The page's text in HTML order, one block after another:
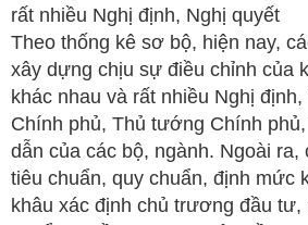
rất nhiều Nghị định, Nghị quyết
Theo thống kê sơ bộ, hiện nay,
xây dựng chịu sự điều chỉnh của
khác nhau và rất nhiều Nghị
Chính phủ, Thủ tướng Chính
dẫn của các bộ, ngành. Ngoài
tiêu chuẩn, quy chuẩn, định mức
khâu xác định chủ trương đầu tư,